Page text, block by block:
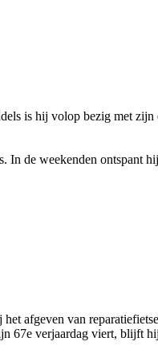
is hij volop bezig met
de weekenden ontspant
afgeven van
verjaardag viert, blijft